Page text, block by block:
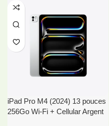
iPad Pro M4 (2024) 13 pouces
256Go Wi-Fi + Cellular Argent